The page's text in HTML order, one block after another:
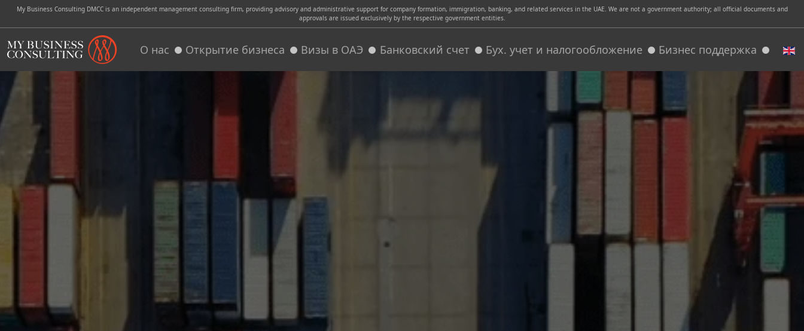
My Business Consulting DMCC is an independent management consulting firm, providing advisory and administrative support for company formation, immigration, banking, and related services in the UAE. We are not a government authority; all official documents and
approvals are issued exclusively by the respective government entities.
О нас Открытие бизнеса Визы в ОАЭ Банковский счет Бух. учет и налогообложение Бизнес поддержка